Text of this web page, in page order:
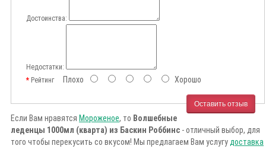
Достоинства:
Недостатки:
РейтингПлохо Хорошо
Оставить отзыв
Если Вам нравятся Мороженое, то Волшебные
леденцы 1000мл (кварта) из Баскин Роббинс - отличный выбор, для
того чтобы перекусить со вкусом! Мы предлагаем Вам услугу доставка